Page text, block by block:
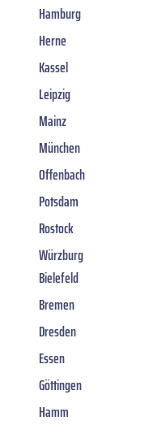
Hamburg
Herne
Kassel
Leipzig
Mainz
München
Offenbach
Potsdam
Rostock
Würzburg
Bielefeld
Bremen
Dresden
Essen
Göttingen
Hamm